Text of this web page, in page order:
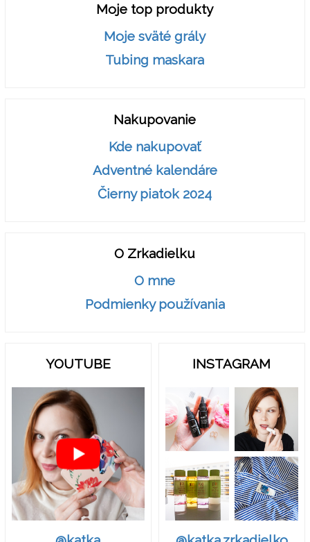
Moje top produkty
Moje sväté grály
Tubing maskara
Nakupovanie
Kde nakupovať
Adventné kalendáre
Čierny piatok 2024
O Zrkadielku
O mne
Podmienky používania
YOUTUBE INSTAGRAM